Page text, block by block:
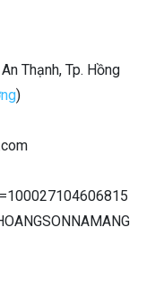
Thạnh, Tp. Hồng
)